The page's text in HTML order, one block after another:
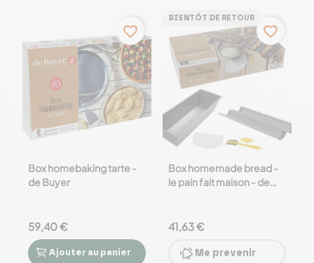
favorite_border
Box homebaking tarte -
de Buyer
59,40 €
Ajouter au panier
BIENTÔT DE RETOUR
favorite_border
Box homemade bread -
le pain fait maison - de
41,63 €
Me prevenir